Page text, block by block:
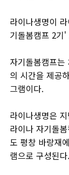
라이나생명이
기돌봄캠프 2기
자기돌봄캠프는
의 시간을 제공
그램이다.
라이나생명은
라이나 자기돌
도 평창 바랑재
램으로 구성된다.